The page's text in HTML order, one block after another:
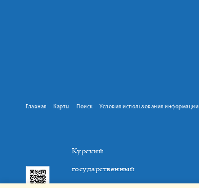
Главная Карты Поиск Условия использования информации
Курский
государственный